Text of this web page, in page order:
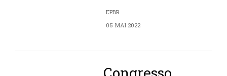
EPBR
05 MAI 2022